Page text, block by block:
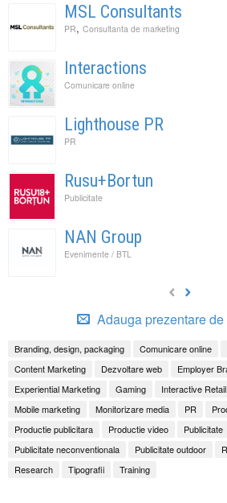
MSL Consultants
PR, Consultanta de marketing
Interactions
Comunicare online
Lighthouse PR
PR
Rusu+Bortun
Publicitate
NAN Group
Evenimente / BTL
Adauga prezentare
Branding, design, packaging Comunicare online
Content Marketing
Dezvoltare web Employer
Experiential Marketing
Gaming Interactive Retail
Mobile marketing
Monitorizare media PR
Productie publicitara
Productie video Publicitate
Publicitate neconventionala
Publicitate outdoor
Research
Tipografii Training